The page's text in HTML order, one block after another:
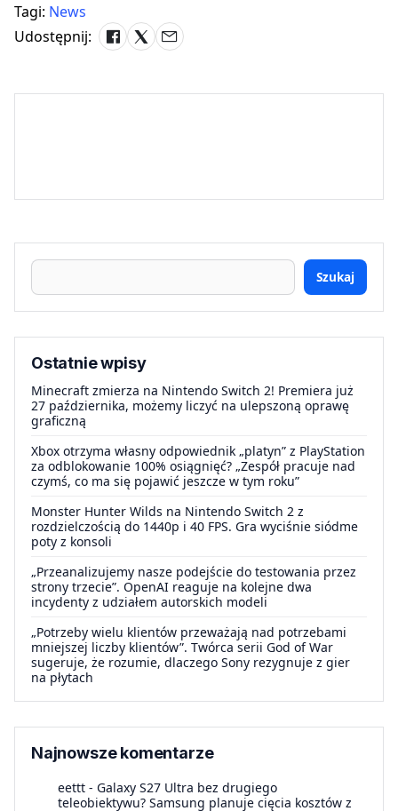
Tagi: News
Udostępnij:
Szukaj
Ostatnie wpisy
Minecraft zmierza na Nintendo Switch 2! Premiera już
27 października, możemy liczyć na ulepszoną oprawę
graficzną
Xbox otrzyma własny odpowiednik „platyn” z PlayStation
za odblokowanie 100% osiągnięć? „Zespół pracuje nad
czymś, co ma się pojawić jeszcze w tym roku”
Monster Hunter Wilds na Nintendo Switch 2 z
rozdzielczością do 1440p i 40 FPS. Gra wyciśnie siódme
poty z konsoli
„Przeanalizujemy nasze podejście do testowania przez
strony trzecie”. OpenAI reaguje na kolejne dwa
incydenty z udziałem autorskich modeli
„Potrzeby wielu klientów przeważają nad potrzebami
mniejszej liczby klientów”. Twórca serii God of War
sugeruje, że rozumie, dlaczego Sony rezygnuje z gier
na płytach
Najnowsze komentarze
eettt - Galaxy S27 Ultra bez drugiego
teleobiektywu? Samsung planuje cięcia kosztów z